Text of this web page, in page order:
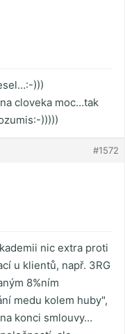
)))
cloveka moc…tak
)))))
#1572
nic extra proti
u klientů, např. 3RG
8%ním
medu kolem huby",
konci smlouvy…